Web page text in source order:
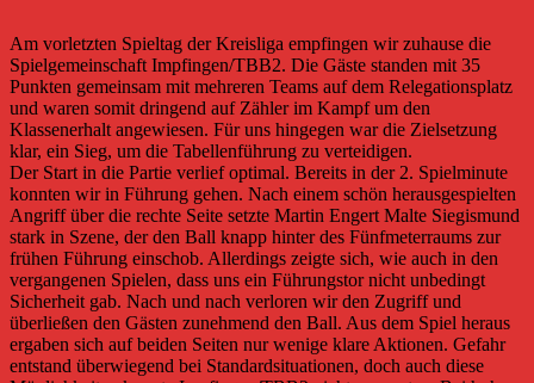
Am vorletzten Spieltag der Kreisliga empfingen wir zuhause die
Spielgemeinschaft Impfingen/TBB2. Die Gäste standen mit 35
Punkten gemeinsam mit mehreren Teams auf dem Relegationsplatz
und waren somit dringend auf Zähler im Kampf um den
Klassenerhalt angewiesen. Für uns hingegen war die Zielsetzung
klar, ein Sieg, um die Tabellenführung zu verteidigen.
Der Start in die Partie verlief optimal. Bereits in der 2. Spielminute
konnten wir in Führung gehen. Nach einem schön herausgespielten
Angriff über die rechte Seite setzte Martin Engert Malte Siegismund
stark in Szene, der den Ball knapp hinter des Fünfmeterraums zur
frühen Führung einschob. Allerdings zeigte sich, wie auch in den
vergangenen Spielen, dass uns ein Führungstor nicht unbedingt
Sicherheit gab. Nach und nach verloren wir den Zugriff und
überließen den Gästen zunehmend den Ball. Aus dem Spiel heraus
ergaben sich auf beiden Seiten nur wenige klare Aktionen. Gefahr
entstand überwiegend bei Standardsituationen, doch auch diese